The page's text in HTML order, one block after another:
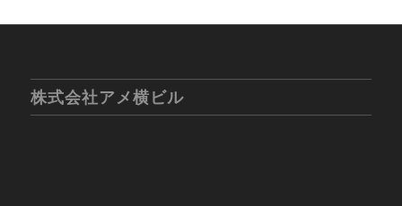
株式会社アメ横ビル